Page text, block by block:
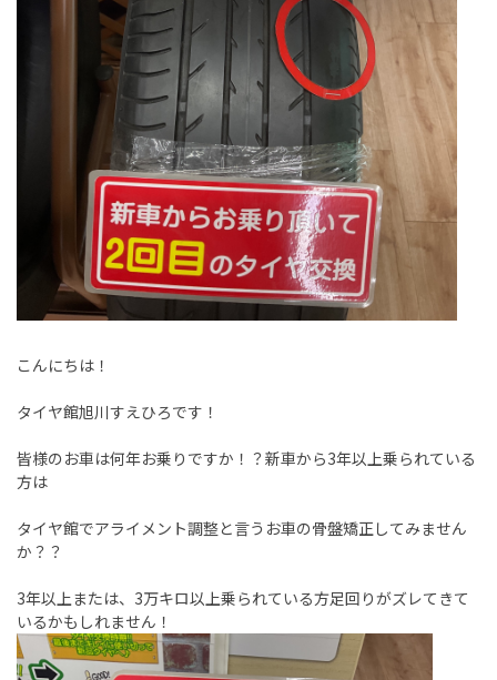
こんにちは！
タイヤ館旭川すえひろです！
皆様のお車は何年お乗りですか！？新車から3年以上乗られている
方は
タイヤ館でアライメント調整と言うお車の骨盤矯正してみません
か？？
3年以上または、3万キロ以上乗られている方足回りがズレてきて
いるかもしれません！